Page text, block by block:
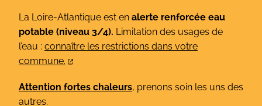
contenu
La Loire-Atlantique est en alerte renforcée eau
potable (niveau 3/4). Limitation des usages de
l’eau : connaître les restrictions dans votre
commune.
Attention fortes chaleurs, prenons soin les uns des
autres.